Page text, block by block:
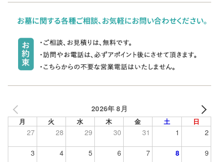
2026年 8月
月 火 水 木 金 土 日
27 28 29 30 31 1 2
3 4 5 6 7 8 9